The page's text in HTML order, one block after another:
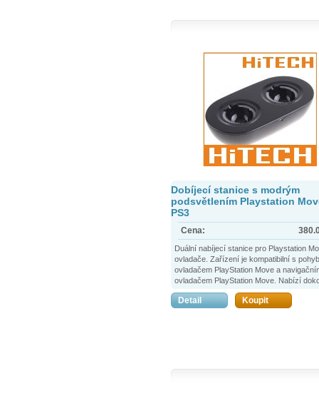
Dobíjecí stanice s modrým
podsvětlením Playstation
PS3
Cena:
Duální nabíjecí stanice pro Playstation
ovladače. Zařízení je kompatibilní s
ovladačem PlayStation Move a
ovladačem PlayStation Move. Nabízí
způsob, jak stylově nabíjet pohybové
PlayStation Move.
Detail Koupit